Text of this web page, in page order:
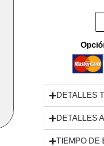
DETALLES
DETALLES
TIEMPO DE